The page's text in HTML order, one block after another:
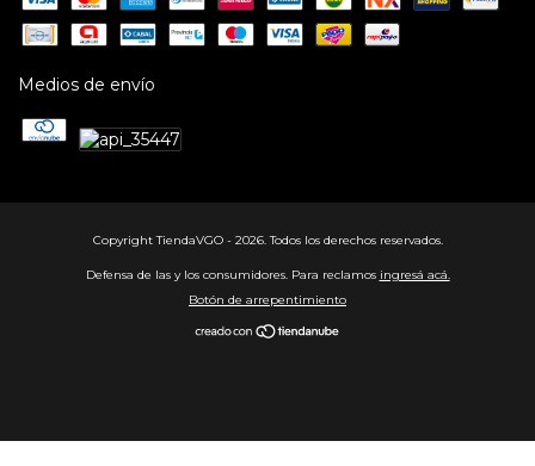
Medios de envío
Copyright TiendaVGO - 2026. Todos los derechos reservados.
Defensa de las y los consumidores. Para reclamos ingresá acá.
Botón de arrepentimiento